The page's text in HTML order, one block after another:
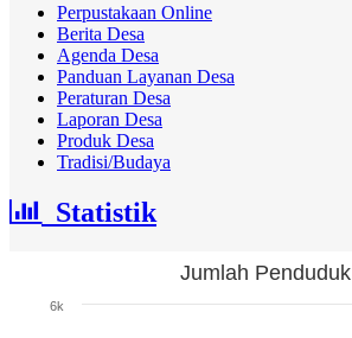
Perpustakaan Online
Berita Desa
Agenda Desa
Panduan Layanan Desa
Peraturan Desa
Laporan Desa
Produk Desa
Tradisi/Budaya
Statistik
Jumlah Penduduk
6k